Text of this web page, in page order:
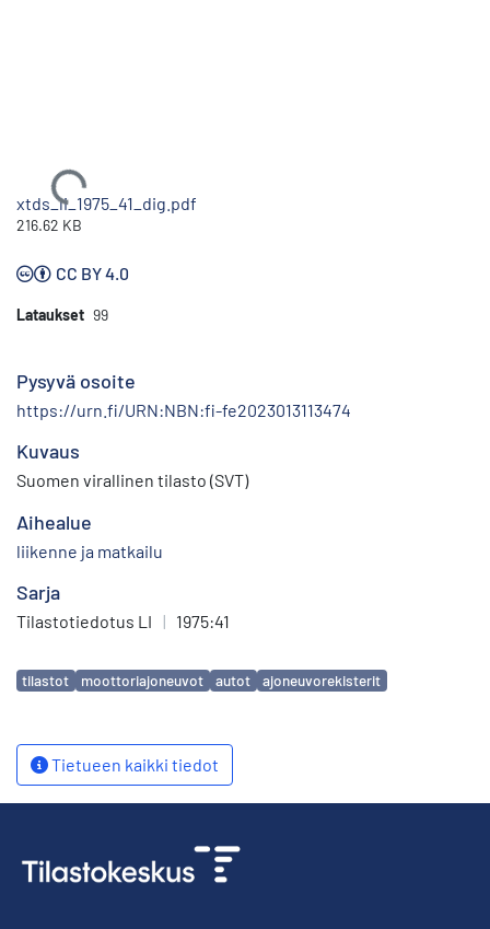
Ladataan...
xtds_li_1975_41_dig.pdf
216.62 KB
CC BY 4.0
Lataukset 99
Pysyvä osoite
https://urn.fi/URN:NBN:fi-fe2023013113474
Kuvaus
Suomen virallinen tilasto (SVT)
Aihealue
liikenne ja matkailu
Sarja
Tilastotiedotus LI | 1975:41
Avainsanat
tilastot moottoriajoneuvot autot ajoneuvorekisterit
Tietueen kaikki tiedot